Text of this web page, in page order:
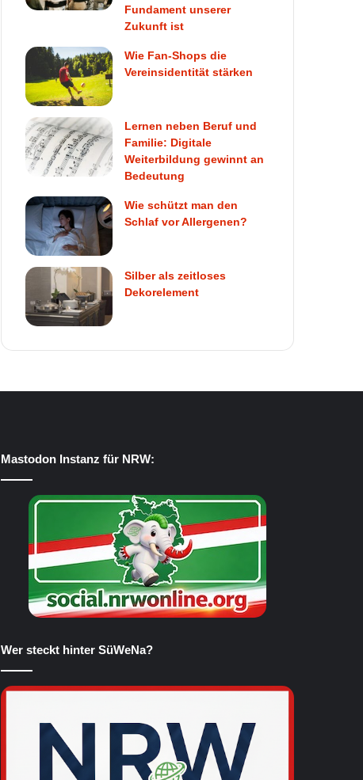
Fundament unserer
Zukunft ist
Wie Fan-Shops die
Vereinsidentität stärken
Lernen neben Beruf und
Familie: Digitale
Weiterbildung gewinnt an
Bedeutung
Wie schützt man den
Schlaf vor Allergenen?
Silber als zeitloses
Dekorelement
Mastodon Instanz für NRW:
Wer steckt hinter SüWeNa?